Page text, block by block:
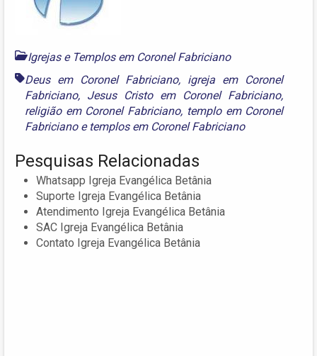
Igrejas e Templos em Coronel Fabriciano
Deus em Coronel Fabriciano, igreja em Coronel
Fabriciano, Jesus Cristo em Coronel Fabriciano,
religião em Coronel Fabriciano, templo em Coronel
Fabricianoe templos em Coronel Fabriciano
Pesquisas Relacionadas
Whatsapp Igreja Evangélica Betânia
Suporte Igreja Evangélica Betânia
Atendimento Igreja Evangélica Betânia
SAC Igreja Evangélica Betânia
Contato Igreja Evangélica Betânia